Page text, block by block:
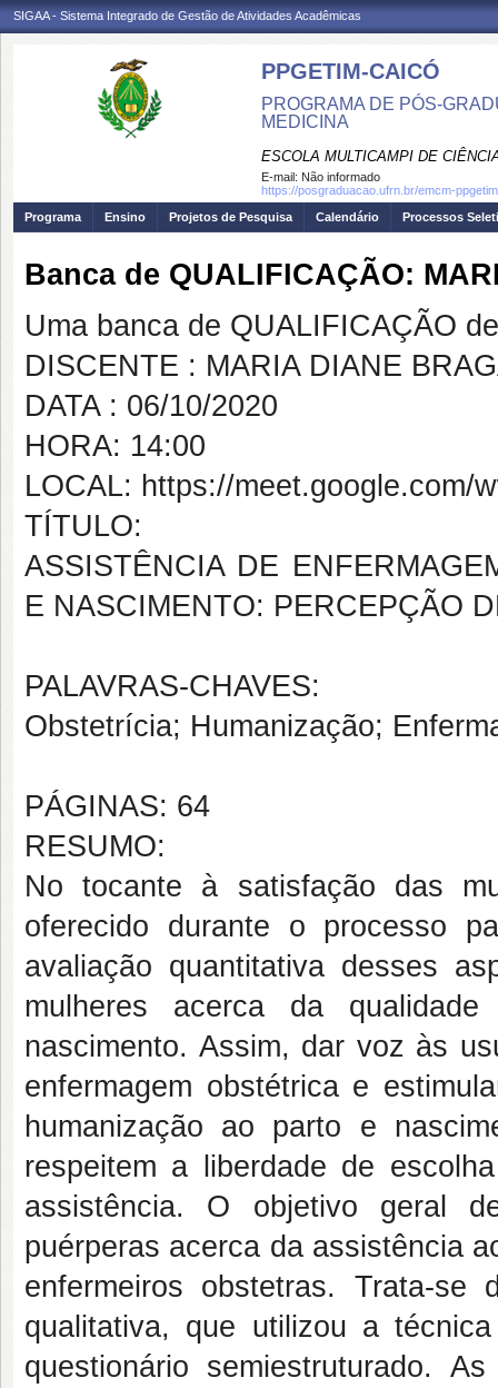
SIGAA - Sistema Integrado de Gestão de Atividades Acadêmicas
PPGETIM-CAICÓ
PROGRAMA DE PÓS-
MEDICINA
ESCOLA MULTICAMPI DE
E-mail: Não informado
https://posgraduacao.ufrn.br/emcm-ppgetim
Programa
Ensino Projetos de Pesquisa Calendário Processos
Banca de QUALIFICAÇÃO:
Uma banca de QUALIFICAÇÃO
DISCENTE : MARIA DIANE
DATA : 06/10/2020
HORA: 14:00
LOCAL: https://meet.google.com/
TÍTULO:
ASSISTÊNCIA DE
E NASCIMENTO: PERCEPÇÃO
PALAVRAS-CHAVES:
Obstetrícia; Humanização;
PÁGINAS: 64
RESUMO:
No tocante à satisfação das
oferecido durante o processo
avaliação quantitativa desses
mulheres acerca da
nascimento. Assim, dar voz às
enfermagem obstétrica e
humanização ao parto e
respeitem a liberdade de
assistência. O objetivo geral
puérperas acerca da assistência
enfermeiros obstetras. Trata-se
qualitativa, que utilizou a
questionário semiestruturado.